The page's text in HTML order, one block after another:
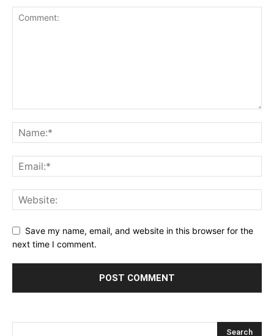
Save my name, email, and website in this browser for the
next time I comment.